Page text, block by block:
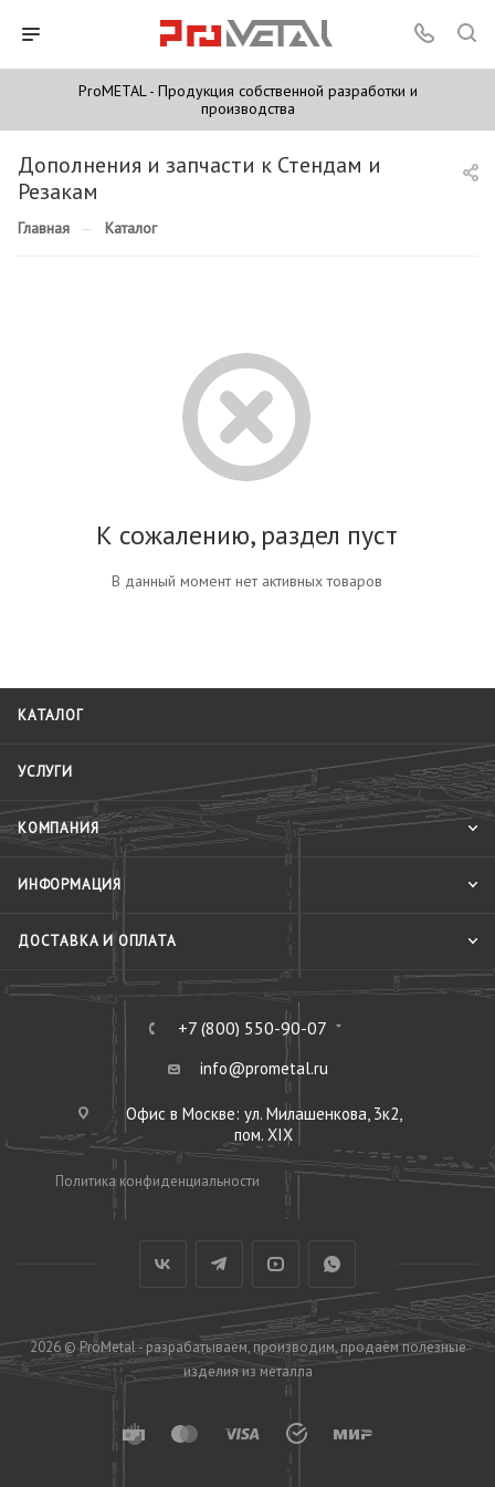
ProMETAL - Продукция собственной разработки и
производства
Дополнения и запчасти к Стендам и
Резакам
Главная — Каталог
К сожалению, раздел пуст
В данный момент нет активных товаров
КАТАЛОГ
УСЛУГИ
КОМПАНИЯ
ИНФОРМАЦИЯ
ДОСТАВКА И ОПЛАТА
+7 (800) 550-90-07
info@prometal.ru
Офис в Москве: ул. Милашенкова, 3к2,
пом. XIX
Политика конфиденциальности
2026 © ProMetal - разрабатываем, производим, продаём полезные
изделия из металла